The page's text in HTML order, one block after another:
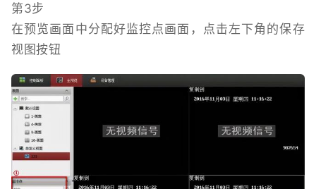
第3步
在预览画面中分配好监控点画面，点击左下角的保存
视图按钮